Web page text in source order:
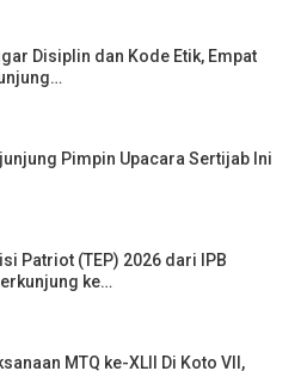
Disiplin dan Kode Etik, Empat
Pimpin Upacara Sertijab Ini
Patriot (TEP) 2026 dari IPB
ke…
MTQ ke-XLII Di Koto VII,